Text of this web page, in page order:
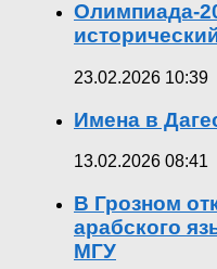
Олимпиада-
23.02.2026 10:39
Имена в
13.02.2026 08:41
В Грозном
арабского
МГУ